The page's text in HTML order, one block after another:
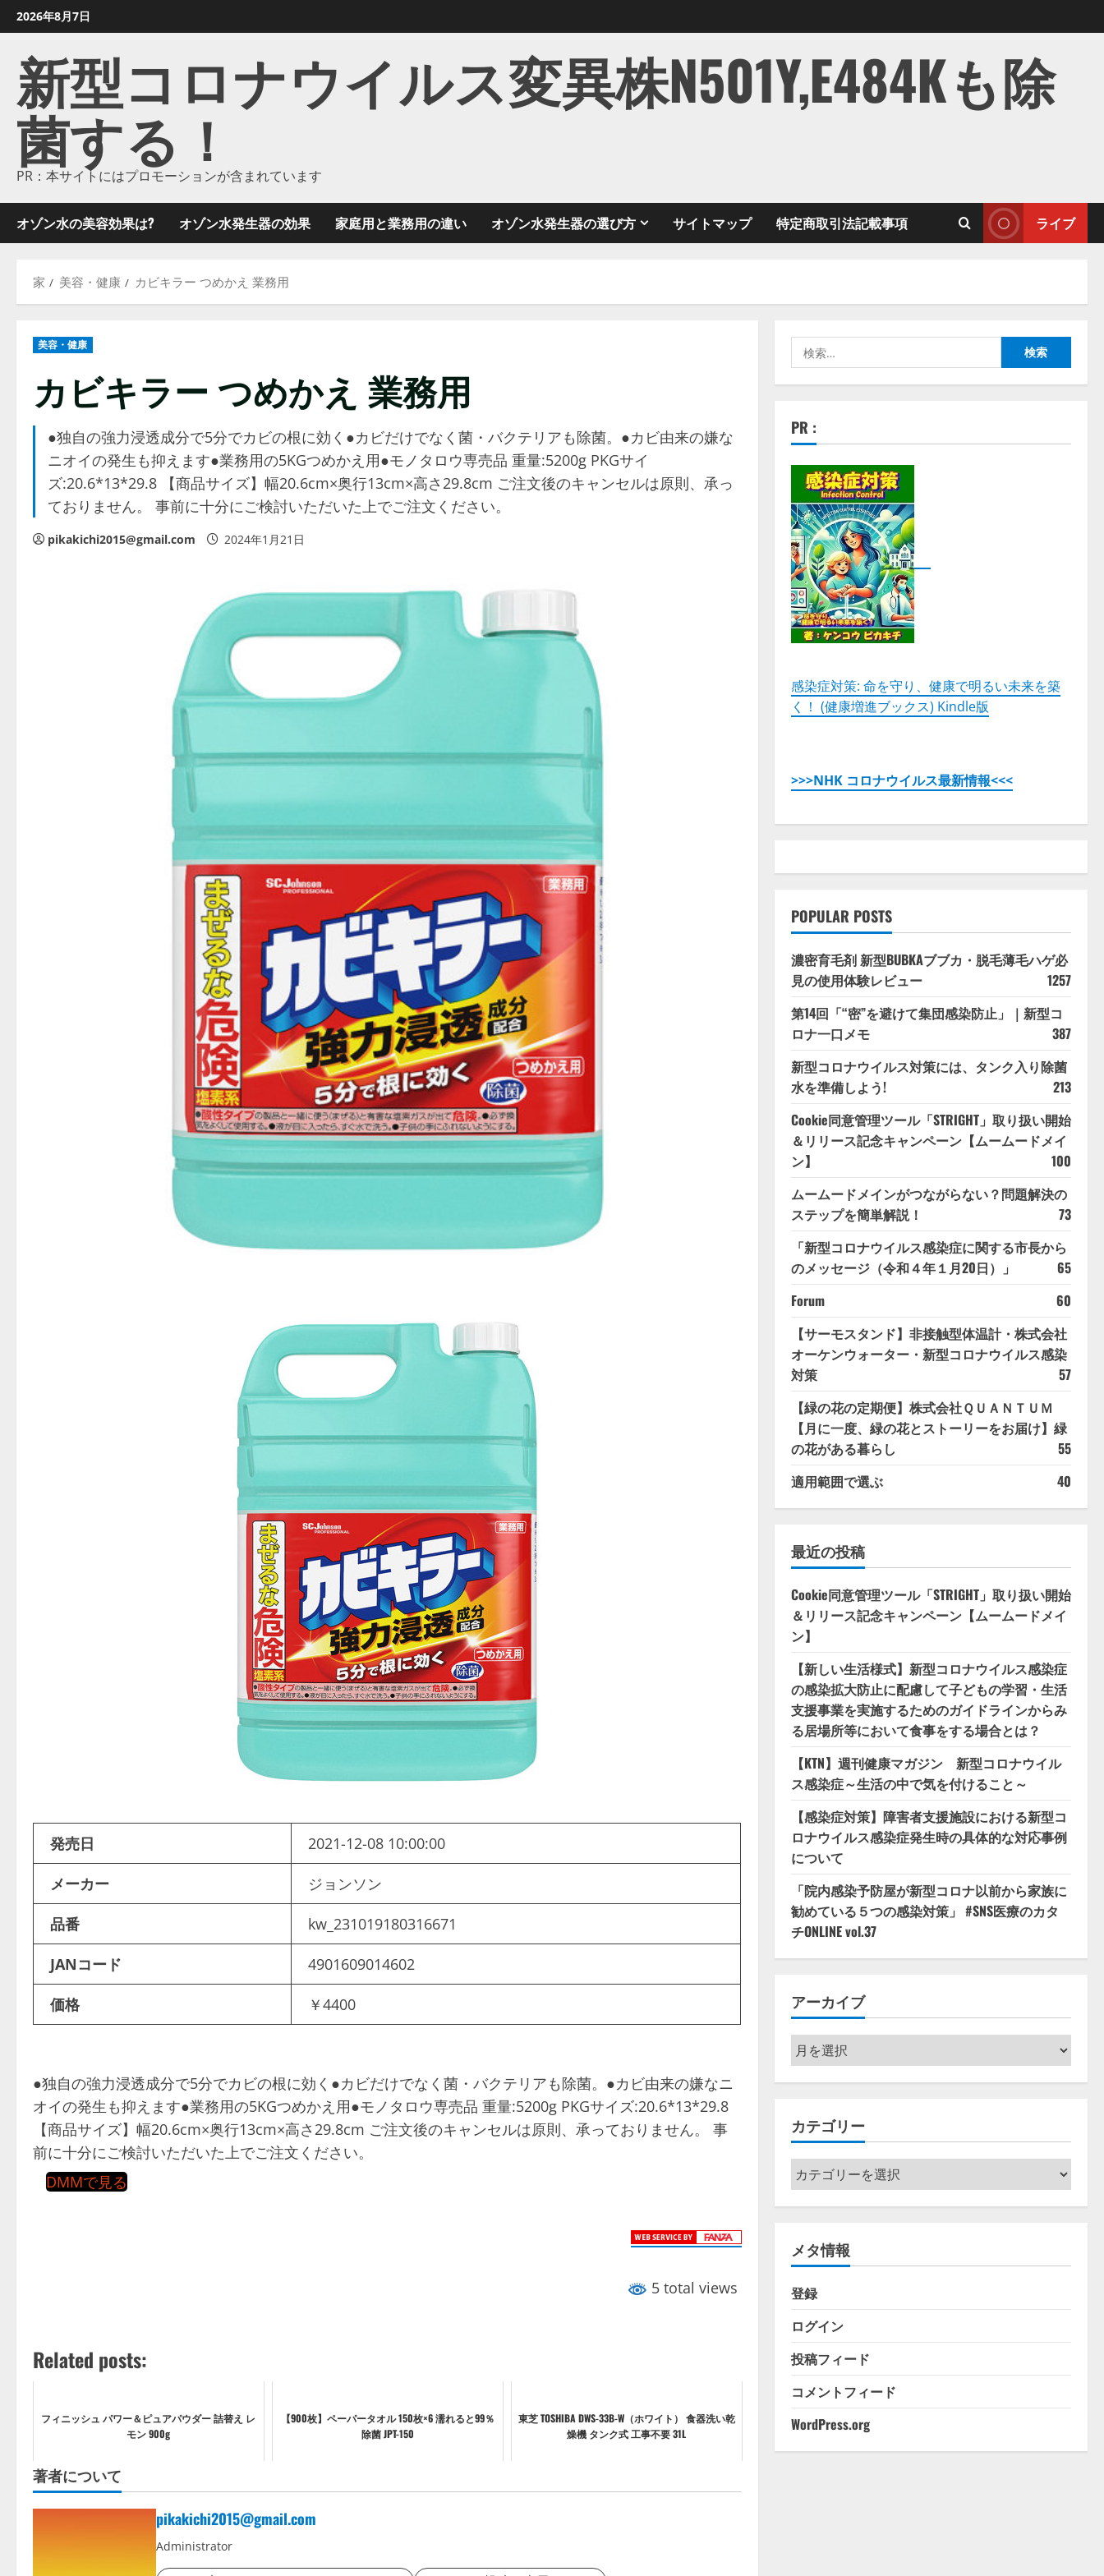
ン
2026年8月7日
新型コロナウイルス変異株N501Y,E484Kも除
菌する！
PR：本サイトにはプロモーションが含まれています
オゾン水の美容効果は? オゾン水発生器の効果 家庭用と業務用の違い オゾン水発生器の選び方 サイトマップ 特定商取引法記載事項 ライブ
家 美容・健康 カビキラー つめかえ 業務用
美容・健康
カビキラー つめかえ 業務用
●独自の強力浸透成分で5分でカビの根に効く●カビだけでなく菌・バクテリアも除菌。●カビ由来の嫌な
ニオイの発生も抑えます●業務用の5KGつめかえ用●モノタロウ専売品 重量:5200g PKGサイ
ズ:20.6*13*29.8 【商品サイズ】幅20.6cm×奥行13cm×高さ29.8cm ご注文後のキャンセルは原則、承っ
ておりません。 事前に十分にご検討いただいた上でご注文ください。
pikakichi2015@gmail.com 2024年1月21日
発売日 2021-12-08 10:00:00
メーカー ジョンソン
品番 kw_231019180316671
JANコード 4901609014602
価格 ￥4400
●独自の強力浸透成分で5分でカビの根に効く●カビだけでなく菌・バクテリアも除菌。●カビ由来の嫌なニ
オイの発生も抑えます●業務用の5KGつめかえ用●モノタロウ専売品 重量:5200g PKGサイズ:20.6*13*29.8
【商品サイズ】幅20.6cm×奥行13cm×高さ29.8cm ご注文後のキャンセルは原則、承っておりません。 事
前に十分にご検討いただいた上でご注文ください。
DMMで見る
5 total views
Related posts:
フィニッシュ パワー＆ピュアパウダー 詰替え レ
モン 900g
【900枚】ペーパータオル 150枚×6 濡れると99％
除菌 JPT-150
東芝 TOSHIBA DWS-33B-W（ホワイト） 食器洗い乾
燥機 タンク式 工事不要 31L
著者について
pikakichi2015@gmail.com
Administrator
索:
PR :
感染症対策: 命を守り、健康で明るい未来を築
く！ (健康増進ブックス) Kindle版
>>>NHK コロナウイルス最新情報<<<
POPULAR POSTS
濃密育毛剤 新型BUBKAブブカ・脱毛薄毛ハゲ必
見の使用体験レビュー
1257
第14回「“密”を避けて集団感染防止」｜新型コ
ロナ一口メモ
387
新型コロナウイルス対策には、タンク入り除菌
水を準備しよう!
213
Cookie同意管理ツール「STRIGHT」取り扱い開始
＆リリース記念キャンペーン【ムームードメイ
ン】
100
ムームードメインがつながらない？問題解決の
ステップを簡単解説！
73
「新型コロナウイルス感染症に関する市長から
のメッセージ（令和４年１月20日）」
65
Forum
60
【サーモスタンド】非接触型体温計・株式会社
オーケンウォーター・新型コロナウイルス感染
対策
57
【緑の花の定期便】株式会社ＱＵＡＮＴＵＭ
【月に一度、緑の花とストーリーをお届け】緑
の花がある暮らし
55
適用範囲で選ぶ
40
最近の投稿
Cookie同意管理ツール「STRIGHT」取り扱い開始
＆リリース記念キャンペーン【ムームードメイ
ン】
【新しい生活様式】新型コロナウイルス感染症
の感染拡大防止に配慮して子どもの学習・生活
支援事業を実施するためのガイドラインからみ
る居場所等において食事をする場合とは？
【KTN】週刊健康マガジン 新型コロナウイル
ス感染症～生活の中で気を付けること～
【感染症対策】障害者支援施設における新型コ
ロナウイルス感染症発生時の具体的な対応事例
について
「院内感染予防屋が新型コロナ以前から家族に
勧めている５つの感染対策」 #SNS医療のカタ
チONLINE vol.37
アーカイブ
ア
ー
カ
ブ
カテゴリー
カ
テ
ゴ
ー
メタ情報
登録
ログイン
投稿フィード
コメントフィード
WordPress.org